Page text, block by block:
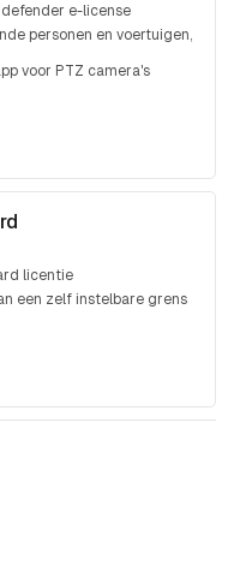
e-license
personen en voertuigen
voor PTZ camera's
licentie
een zelf instelbare grens